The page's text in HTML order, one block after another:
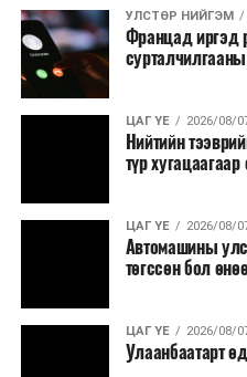
Санхүүгийн
арванхоёрдугаар сарын
эрүүл мэндийн
хамрагдахгүй бөгөөд
эрт илрүүлэг,
өвчний эсрэг арга
үргэлжилнэ гэж Ерөнхий
Мөн бүх шатны төсвийн
салбар бүрдээ урсгал
нөхөн томилгоо хийхгүй
хамт олны урлаг,
байгуулахгүй байх,
УЛСТӨР НИЙГЭМ
Францад иргэд
ЦАГ ҮЕ 2026/08/
Нийтийн
түр
ЦАГ ҮЕ 2026/08/
Автомашины
төгссөн бол
ЦАГ ҮЕ 2026/08/
Улаанбаатарт